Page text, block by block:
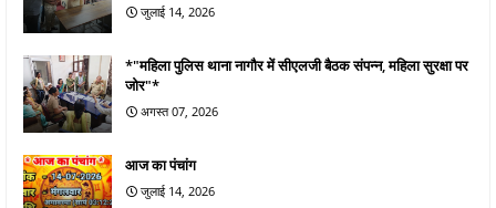
जुलाई 14, 2026
*"महिला पुलिस थाना नागौर में सीएलजी बैठक संपन्न, महिला सुरक्षा पर
जोर"*
अगस्त 07, 2026
आज का पंचांग
जुलाई 14, 2026